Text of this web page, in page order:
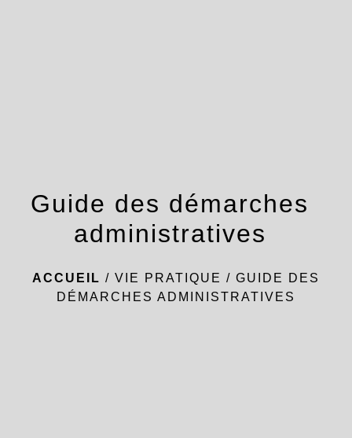
Guide des démarches
administratives
ACCUEIL / VIE PRATIQUE / GUIDE DES
DÉMARCHES ADMINISTRATIVES